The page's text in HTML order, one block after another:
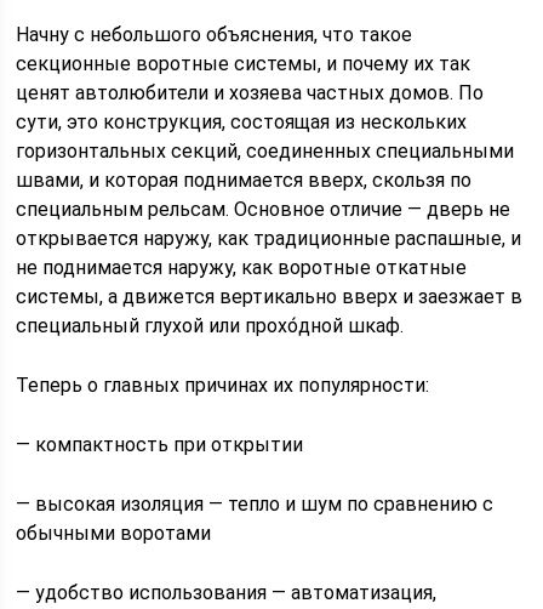
Начну с небольшого объяснения, что такое
секционные воротные системы, и почему их так
ценят автолюбители и хозяева частных домов. По
сути, это конструкция, состоящая из нескольких
горизонтальных секций, соединенных специальными
швами, и которая поднимается вверх, скользя по
специальным рельсам. Основное отличие — дверь не
открывается наружу, как традиционные распашные, и
не поднимается наружу, как воротные откатные
системы, а движется вертикально вверх и заезжает в
специальный глухой или прохо́дной шкаф.
Теперь о главных причинах их популярности:
— компактность при открытии
— высокая изоляция — тепло и шум по сравнению с
обычными воротами
— удобство использования — автоматизация,